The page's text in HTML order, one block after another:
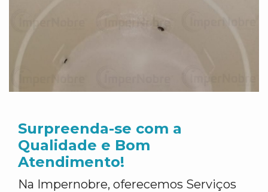
Surpreenda-se com a
Qualidade e Bom
Atendimento!
Na Impernobre, oferecemos Serviços